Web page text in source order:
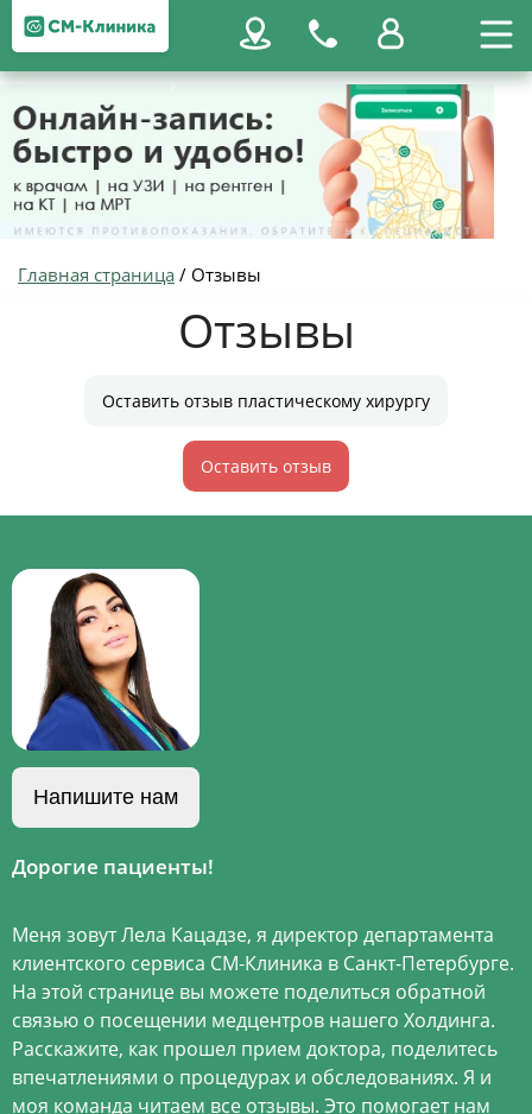
Главная страница / Отзывы
Отзывы
Оставить отзыв пластическому хирургу
Оставить отзыв
Напишите нам
Дорогие пациенты!
Меня зовут Лела Кацадзе, я директор департамента
клиентского сервиса СМ-Клиника в Санкт-Петербурге.
На этой странице вы можете поделиться обратной
связью о посещении медцентров нашего Холдинга.
Расскажите, как прошел прием доктора, поделитесь
впечатлениями о процедурах и обследованиях. Я и
моя команда читаем все отзывы. Это помогает нам